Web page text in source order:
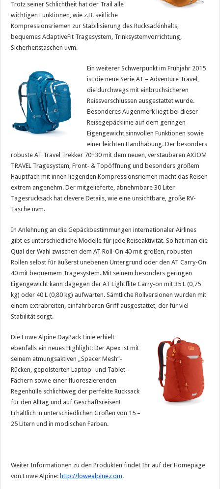
Trotz seiner Schlichtheit hat der Trail alle
wichtigen Funktionen, wie z.B. seitliche
Kompressionsriemen zur Stabilisierung des Rucksackinhalts,
bequemes AdaptiveFit Tragesystem, Trinksystemvorrichtung,
Sicherheitstaschen uvm.
Ein weiterer Schwerpunkt im Frühjahr 2015
ist die neue Serie AT – Adventure Travel,
die durchwegs mit einbruchsicheren
Reissverschlüssen ausgestattet wurde.
Besonderes Augenmerk liegt bei dieser
Reisegepäcklinie auf dem geringen
Eigengewicht,sinnvollen Funktionen sowie
einer leichten Handhabung. Der besonders
robuste AT Travel Trekker 70+30 mit dem neuen, verstaubaren AXIOM
TRAVEL Tragesystem, Front- & Topöffnung und besonders großem
Hauptfach mit innen liegenden Kompressionsriemen macht das Reisen
extrem angenehm. Der mitgelieferte, abnehmbare 30 Liter
Tagesrucksack hat clevere Details, wie eine unsichtbare, große RV-
Tasche uvm.
In Anlehnung an die Gepäckbestimmungen internationaler Airlines
gibt es unterschiedliche Modelle für jede Reiseaktivität. So hat man die
Qual der Wahl zwischen dem AT Roll-On 40 mit großen, robusten
Rollen selbst für äußerst unebenen Untergrund oder den AT Carry-On
40 mit bequemem Tragesystem. Mit seinem besonders geringen
Eigengewicht kann dagegen der AT Lightflite Carry-on mit 35 L (0,75
kg) oder 40 L (0,80 kg) aufwarten. Sämtliche Rollversionen wurden mit
einem extrabreiten, einfahrbaren Griff ausgestattet, der für viel
Stabilität sorgt.
Die Lowe Alpine DayPack Linie erhielt
ebenfalls ein neues Highlight: Der Apex ist mit
seinem atmungsaktiven „Spacer Mesh“-
Rücken, gepolsterten Laptop- und Tablet-
Fächern sowie einer fluoreszierenden
Regenhülle schlichtweg der perfekte Rucksack
für den Alltag und auf Geschäftsreisen!
Erhältlich in unterschiedlichen Größen von 15 –
25 Litern und in modischen Farben.
Weiter Informationen zu den Produkten findet Ihr auf der Homepage
von Lowe Alpine: http://lowealpine.com.